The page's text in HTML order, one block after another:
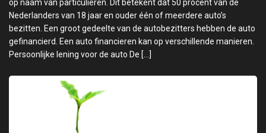
op naam van particulieren. Dit betekent dat 50 procent van de
Nederlanders van 18 jaar en ouder één of meerdere auto’s
bezitten. Een groot gedeelte van de autobezitters hebben de auto
gefinancierd. Een auto financieren kan op verschillende manieren.
Persoonlijke lening voor de auto De […]